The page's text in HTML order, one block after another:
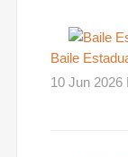
Baile
10 Jun 2026